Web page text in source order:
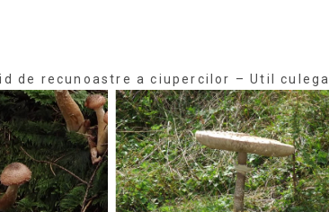
de recunoastre a ciupercilor – Util